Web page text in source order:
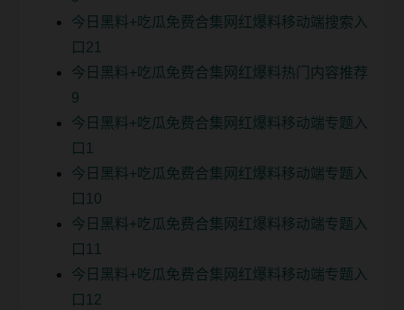
今日黑料+吃瓜免费合集网红爆料移动端搜索入
口21
今日黑料+吃瓜免费合集网红爆料热门内容推荐
9
今日黑料+吃瓜免费合集网红爆料移动端专题入
口1
今日黑料+吃瓜免费合集网红爆料移动端专题入
口10
今日黑料+吃瓜免费合集网红爆料移动端专题入
口11
今日黑料+吃瓜免费合集网红爆料移动端专题入
口12